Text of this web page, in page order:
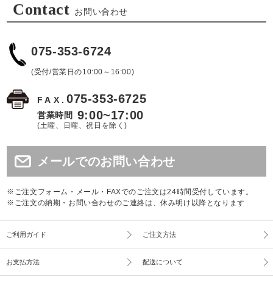
Contact お問い合わせ
075-353-6724
(受付/営業日の10:00～16:00)
FAX.075-353-6725
営業時間 9:00~17:00
(土曜、日曜、祝日を除く)
メールでのお問い合わせ
※ご注文フォーム・メール・FAXでのご注文は24時間受付しています。
※ご注文の納期・お問い合わせのご連絡は、休み明け以降となります
ご利用ガイド ご注文方法
お支払方法 配送について